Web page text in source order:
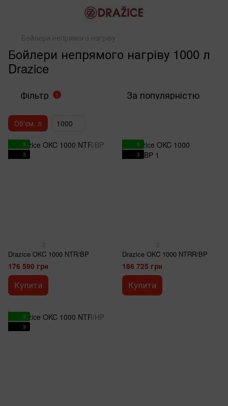
Бойлери непрямого нагріву
Бойлери непрямого нагріву 1000 л
Drazice
Фільтр 1 За популярністю
Об'єм, л 1000
3
3
2
Drazice OKC 1000 NTR/BP
176 590 грн
Купити
3
3
2
Drazice OKC 1000 NTRR/BP
186 725 грн
Купити
3
3